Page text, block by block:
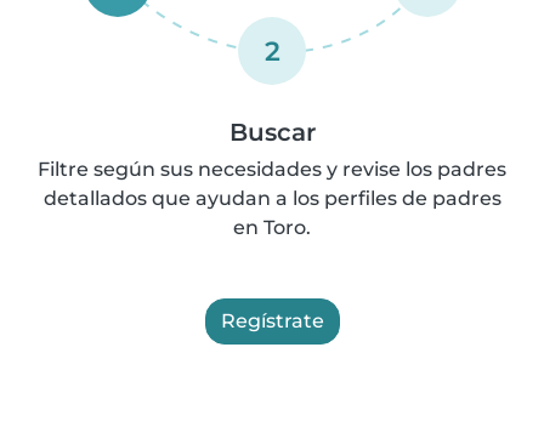
2
Buscar
Filtre según sus necesidades y revise los padres
detallados que ayudan a los perfiles de padres
en Toro.
Regístrate